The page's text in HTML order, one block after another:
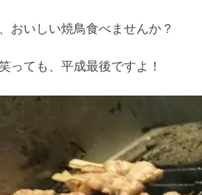
おいしい焼鳥食べませんか？
っても、平成最後ですよ！